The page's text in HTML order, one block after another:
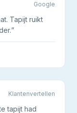
Google
Tapijt ruikt
”
Klantenvertellen
tapijt had